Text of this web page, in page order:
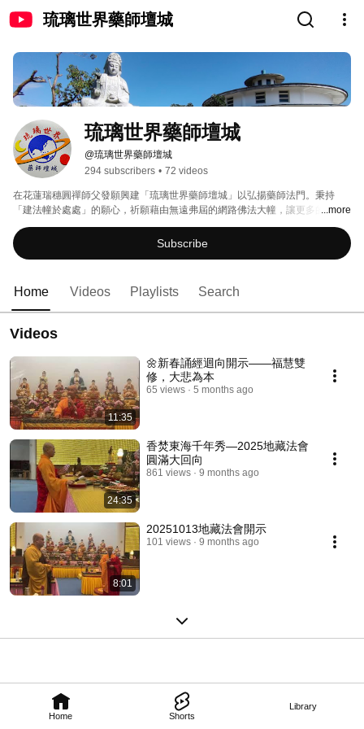
琉璃世界藥師壇城
Home Shorts
Library
琉璃世界藥師壇城
@琉璃世界藥師壇城
294 subscribers • 72 videos
在花蓮瑞穗圓禪師父發願興建「琉璃世界藥師壇城」以弘揚藥師法門。秉持
「建法幢於處處」的願心，祈願藉由無遠弗屆的網路佛法大幢，讓更多的人得
以修持藥師法門，弘揚藥師佛的十二大願，令所有眾生病苦消除，所求願滿。
...more
Subscribe
Home Videos Playlists Search
Videos
11:35
🌼新春誦經迴向開示——福慧雙
修，大悲為本
65 views 5 months ago
24:35
香焚東海千年秀—2025地藏法會
圓滿大回向
861 views 9 months ago
8:01
20251013地藏法會開示
101 views 9 months ago